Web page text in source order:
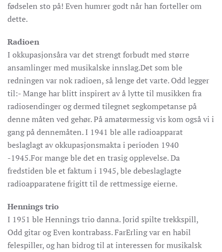
fødselen sto på! Even humrer godt når han forteller om
dette.
Radioen
I okkupasjonsåra var det strengt forbudt med større
ansamlinger med musikalske innslag.Det som ble
redningen var nok radioen, så lenge det varte. Odd legger
til:- Mange har blitt inspirert av å lytte til musikken fra
radiosendinger og dermed tilegnet segkompetanse på
denne måten ved gehør. På amatørmessig vis kom også vi i
gang på dennemåten. I 1941 ble alle radioapparat
beslaglagt av okkupasjonsmakta i perioden 1940
-1945.For mange ble det en trasig opplevelse. Da
fredstiden ble et faktum i 1945, ble debeslaglagte
radioapparatene frigitt til de rettmessige eierne.
Hennings trio
I 1951 ble Hennings trio danna. Jorid spilte trekkspill,
Odd gitar og Even kontrabass. FarErling var en habil
felespiller, og han bidrog til at interessen for musikalsk